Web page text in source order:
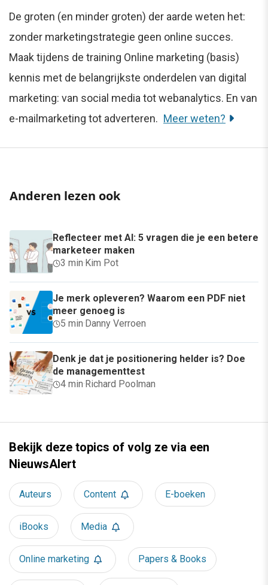
De groten (en minder groten) der aarde weten het:
zonder marketingstrategie geen online succes.
Maak tijdens de training Online marketing (basis)
kennis met de belangrijkste onderdelen van digital
marketing: van social media tot webanalytics. En van
e-mailmarketing tot adverteren. Meer weten?
Anderen lezen ook
Reflecteer met AI: 5 vragen die je een betere
marketeer maken
3 min· Kim Pot
Je merk opleveren? Waarom een PDF niet
meer genoeg is
5 min· Danny Verroen
Denk je dat je positionering helder is? Doe
de managementtest
4 min· Richard Poolman
Bekijk deze topics of volg ze via een
NieuwsAlert
Auteurs Content E-boeken
iBooks Media
Online marketing Papers & Books